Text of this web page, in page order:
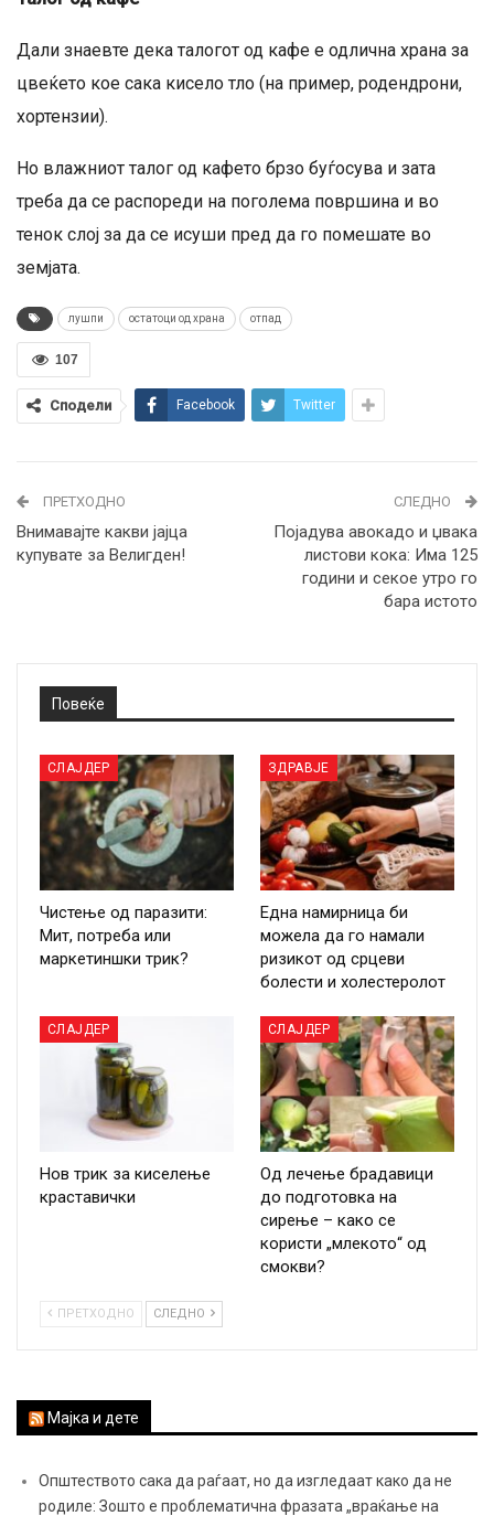
Дали знаевте дека талогот од кафе е одлична храна за
цвеќето кое сака кисело тло (на пример, родендрони,
хортензии).
Но влажниот талог од кафето брзо буѓосува и зата
треба да се распореди на поголема површина и во
тенок слој за да се исуши пред да го помешате во
земјата.
лушпи остатоци од храна отпад
107
Сподели Facebook Twitter
ПРЕТХОДНО
Внимавајте какви јајца
купувате за Велигден!
СЛЕДНО
Појадува авокадо и џвака
листови кока: Има 125
години и секое утро го
бара истото
Повеќе
СЛАЈДЕР
Чистење од паразити:
Мит, потреба или
маркетиншки трик?
ЗДРАВЈЕ
Една намирница би
можела да го намали
ризикот од срцеви
болести и холестеролот
СЛАЈДЕР
Нов трик за киселење
краставички
СЛАЈДЕР
Од лечење брадавици
до подготовка на
сирење – како се
користи „млекото“ од
смокви?
ПРЕТХОДНО СЛЕДНО
Мајка и дете
Општеството сака да раѓаат, но да изгледаат како да не
родиле: Зошто е проблематична фразата „враќање на